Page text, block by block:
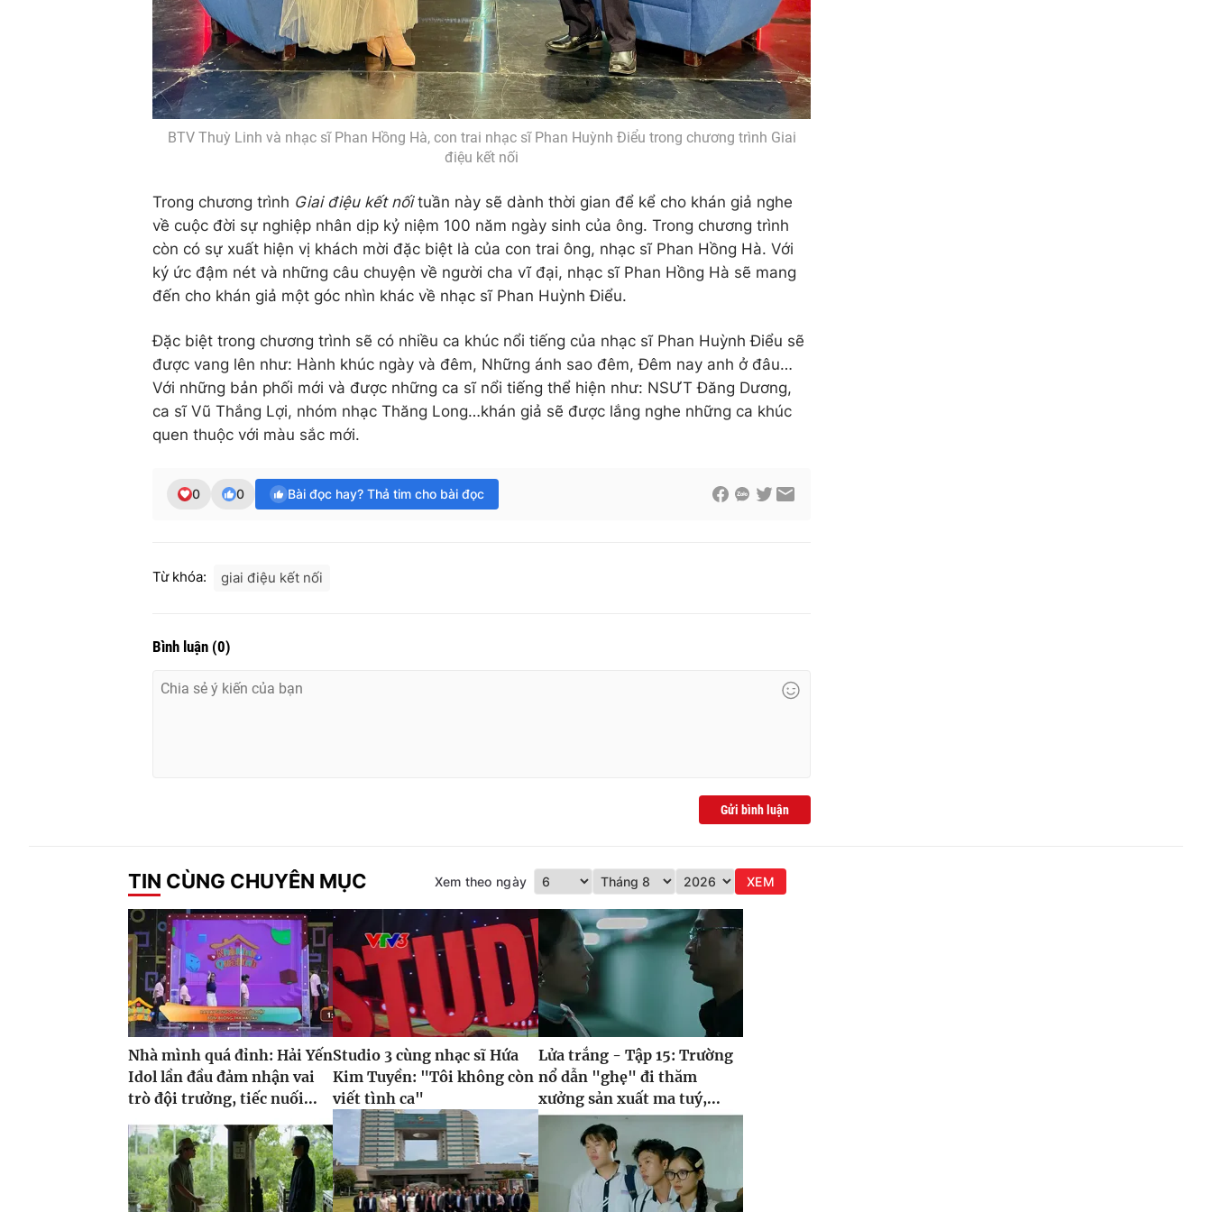
BTV Thuỳ Linh và nhạc sĩ Phan Hồng Hà, con trai nhạc sĩ Phan Huỳnh Điểu trong chương trình Giai
điệu kết nối
Trong chương trình Giai điệu kết nốituần này sẽ dành thời gian để kể cho khán giả nghe
về cuộc đời sự nghiệp nhân dịp kỷ niệm 100 năm ngày sinh của ông. Trong chương trình
còn có sự xuất hiện vị khách mời đặc biệt là của con trai ông, nhạc sĩ Phan Hồng Hà. Với
ký ức đậm nét và những câu chuyện về người cha vĩ đại, nhạc sĩ Phan Hồng Hà sẽ mang
đến cho khán giả một góc nhìn khác về nhạc sĩ Phan Huỳnh Điểu.
Đặc biệt trong chương trình sẽ có nhiều ca khúc nổi tiếng của nhạc sĩ Phan Huỳnh Điểu sẽ
được vang lên như: Hành khúc ngày và đêm, Những ánh sao đêm, Đêm nay anh ở đâu…
Với những bản phối mới và được những ca sĩ nổi tiếng thể hiện như: NSƯT Đăng Dương,
ca sĩ Vũ Thắng Lợi, nhóm nhạc Thăng Long…khán giả sẽ được lắng nghe những ca khúc
quen thuộc với màu sắc mới.
0 0 Bài đọc hay? Thả tim cho bài đọc
Từ khóa: giai điệu kết nối
Bình luận (0)
Gửi bình luận
TIN CÙNG CHUYÊN MỤC Xem theo ngày XEM
Nhà mình quá đỉnh: Hải Yến
Idol lần đầu đảm nhận vai
trò đội trưởng, tiếc nuối...
Studio 3 cùng nhạc sĩ Hứa
Kim Tuyền: "Tôi không còn
viết tình ca"
Lửa trắng - Tập 15: Trường
nổ dẫn "ghẹ" đi thăm
xưởng sản xuất ma tuý,...